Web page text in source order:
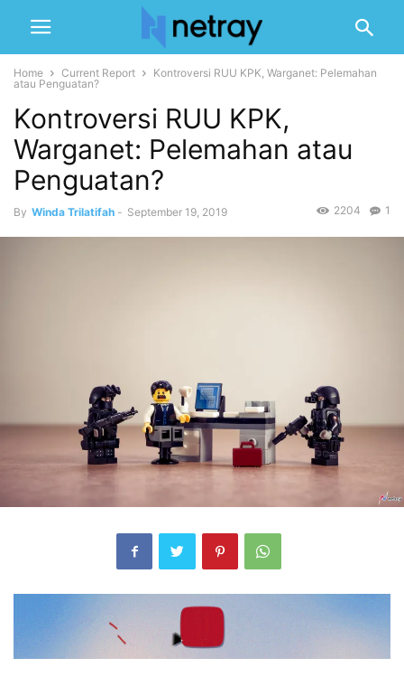
Home Current Report
Kontroversi RUU KPK, Warganet: Pelemahan
atau Penguatan?
Kontroversi RUU KPK,
Warganet: Pelemahan atau
Penguatan?
By Winda Trilatifah - September 19, 2019 1
2204